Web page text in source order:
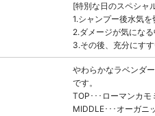
[特別な日のスペシャ
1.シャンプー後水気
2.ダメージが気にな
3.その後、充分にすす
やわらかなラベンダ
です。
TOP･･･ローマンカ
MIDDLE･･･オーガニ